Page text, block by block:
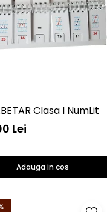
KITTY ALFABETAR Clasa I NumLit
Lei
Adauga in cos